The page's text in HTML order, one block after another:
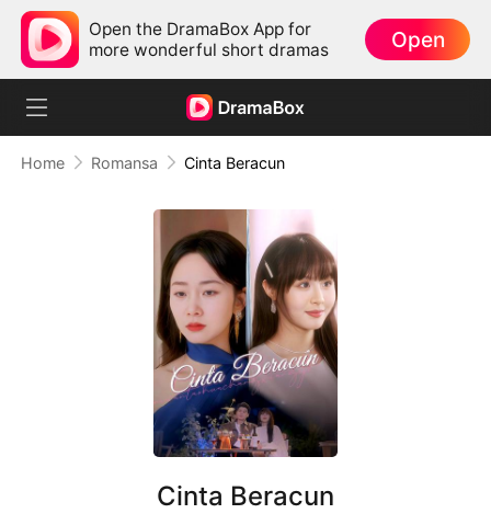
Open the DramaBox App for
more wonderful short dramas
Open
Home Romansa Cinta Beracun
Cinta Beracun